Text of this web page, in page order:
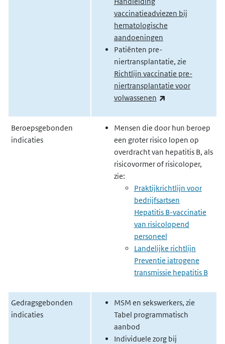
vaccinatieadviezen bij
hematologische
aandoeningen
Patiënten pre-
niertransplantatie, zie
Richtlijn vaccinatie pre-
niertransplantatie voor
volwassenen
Beroepsgebonden
indicaties
Mensen die door hun beroep
een groter risico lopen op
overdracht van hepatitis B, als
risicovormer of risicoloper,
zie:
Praktijkrichtlijn voor
bedrijfsartsen
Hepatitis B-vaccinatie
van risicolopend
personeel
Landelijke richtlijn
Preventie iatrogene
transmissie hepatitis B
Gedragsgebonden
indicaties
MSM en sekswerkers, zie
Tabel programmatisch
aanbod
Individuele zorg bij